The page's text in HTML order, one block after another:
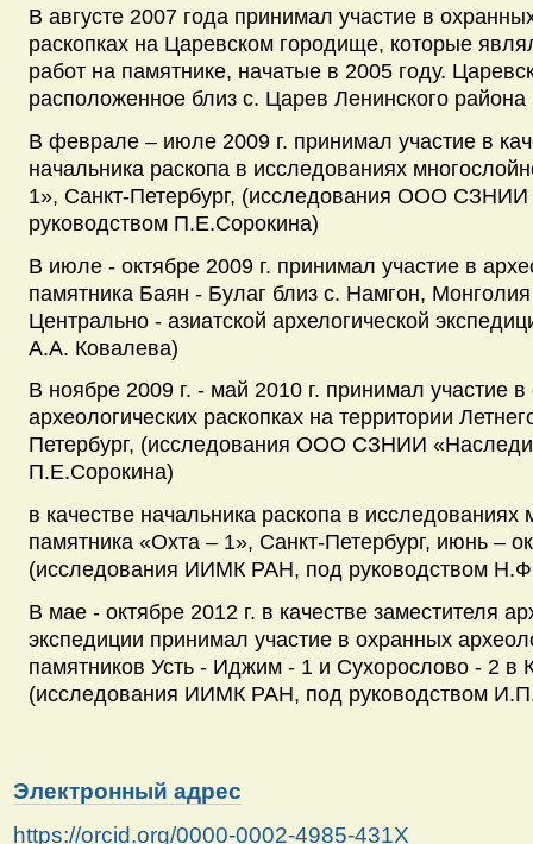
В августе 2007 года принимал участие в
раскопках на Царевском городище, которые
работ на памятнике, начатые в 2005 году.
расположенное близ с. Царев Ленинского района
В феврале – июле 2009 г. принимал участие в
начальника раскопа в исследованиях
1», Санкт-Петербург, (исследования ООО
руководством П.Е.Сорокина)
В июле - октябре 2009 г. принимал участие в
памятника Баян - Булаг близ с. Намгон,
Центрально - азиатской архелогической
А.А. Ковалева)
В ноябре 2009 г. - май 2010 г. принимал участие
археологических раскопках на территории
Петербург, (исследования ООО СЗНИИ
П.Е.Сорокина)
в качестве начальника раскопа в исследованиях
памятника «Охта – 1», Санкт-Петербург, июнь –
(исследования ИИМК РАН, под руководством
В мае - октябре 2012 г. в качестве заместителя
экспедиции принимал участие в охранных
памятников Усть - Иджим - 1 и Сухорослово - 2 в
(исследования ИИМК РАН, под руководством
Электронный адрес
https://orcid.org/0000-0002-4985-431X